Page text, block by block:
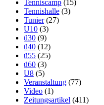
Tenniscamp (15)
Tennishalle (3)
Tunier(27)
U10 (3)
ü30 (9)
ü40 (12)
ü55 (25)
ü60 (3)
U8 (5)
Veranstaltung (77)
Video (1)
Zeitungsartikel (411)